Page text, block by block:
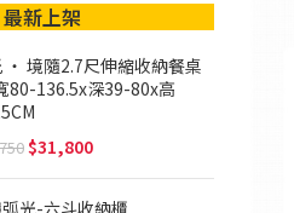
最新上架
‧ 境隨2.7尺伸縮收納餐桌
80-136.5x深39-80x高
31,800
光-六斗收納櫃